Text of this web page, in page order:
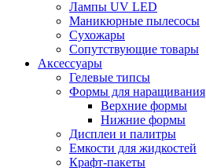
Лампы UV LED
Маникюрные пылесосы
Сухожары
Сопутствующие товары
Аксессуары
Гелевые типсы
Формы для наращивания
Верхние формы
Нижние формы
Дисплеи и палитры
Емкости для жидкостей
Крафт-пакеты